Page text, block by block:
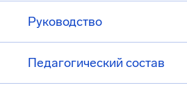
Руководство
Педагогический состав